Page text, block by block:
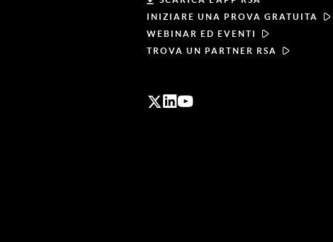
INIZIARE UNA PROVA GRATUITA
WEBINAR ED EVENTI
TROVA UN PARTNER RSA